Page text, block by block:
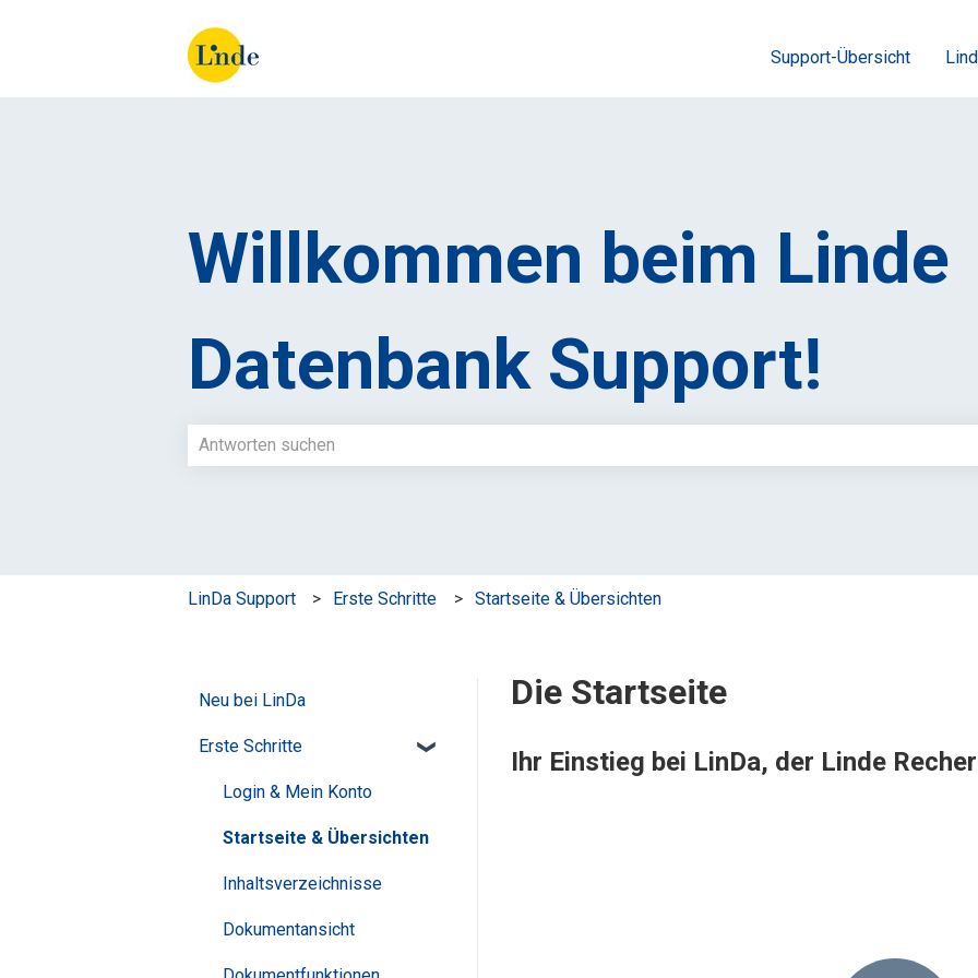
Support-Übersicht
Willkommen beim Linde
Datenbank Support!
LinDa Support Erste Schritte Startseite & Übersichten
Die Startseite
Ihr Einstieg bei LinDa, der Linde
Neu bei LinDa
Erste Schritte
Login & Mein Konto
Startseite & Übersichten
Inhaltsverzeichnisse
Dokumentansicht